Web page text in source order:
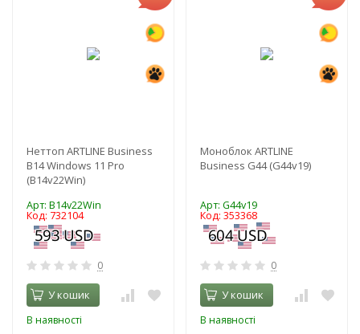
Неттоп ARTLINE Business
B14 Windows 11 Pro
(B14v22Win)
Арт: B14v22Win
Код: 732104
0
У кошик
В наявності
Моноблок ARTLINE
Business G44 (G44v19)
Арт: G44v19
Код: 353368
0
У кошик
В наявності